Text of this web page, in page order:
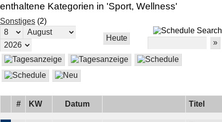
enthaltene Kategorien in 'Sport, Wellness'
Sonstiges (2)
Search
# KW Datum Titel